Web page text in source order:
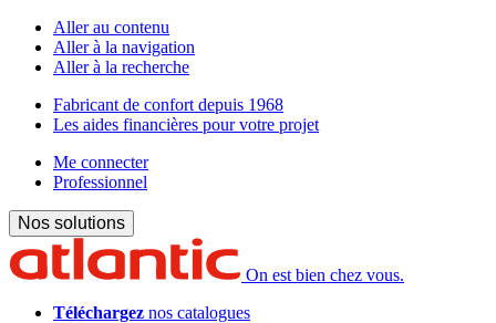
Aller au contenu
Aller à la navigation
Aller à la recherche
Fabricant de confort depuis 1968
Les aides financières pour votre projet
Me connecter
Professionnel
Nos solutions
On est bien chez vous.
Téléchargez nos catalogues